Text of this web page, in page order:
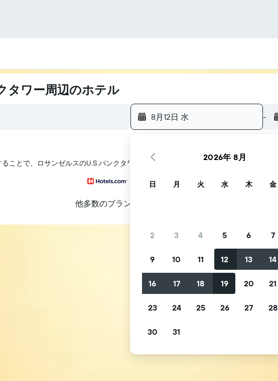
タワー周辺のホテル
8月12日 水 -
ことで、ロサンゼルス​のU.S.バンクタワー​周辺にあるホテル探しをお手伝いします
他多数のブランド
2026年 8月
日 月 火 水 木 金
2 3 4 5 6 7
9 10 11 12 13 14
16 17 18 19 20 21
23 24 25 26 27 28
30 31